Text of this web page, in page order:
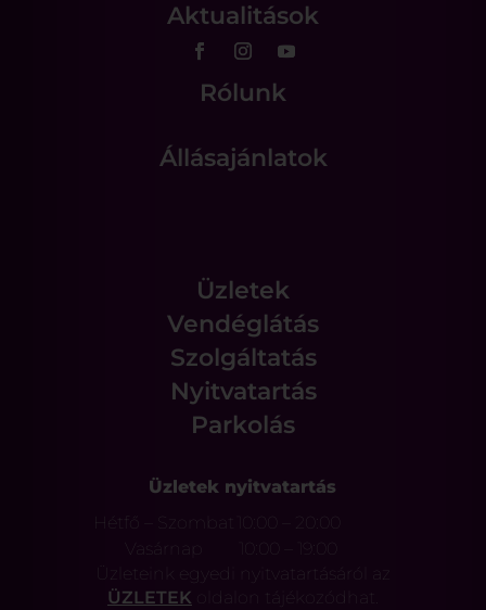
Aktualitások
Rólunk
Állásajánlatok
Üzletek
Vendéglátás
Szolgáltatás
Nyitvatartás
Parkolás
Üzletek nyitvatartás
Hétfő – Szombat
10:00 – 20:00
Vasárnap
Üzleteink egyedi nyitvatartásáról az
ÜZLETEK oldalon tájékozódhat.